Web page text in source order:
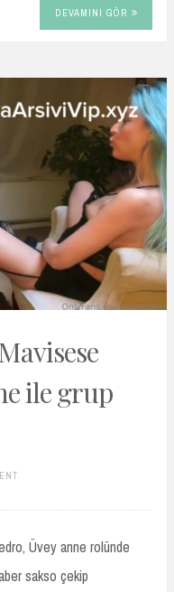
DEVAMINI GÖR
ile grup
Üvey anne rolünde
sakso çekip